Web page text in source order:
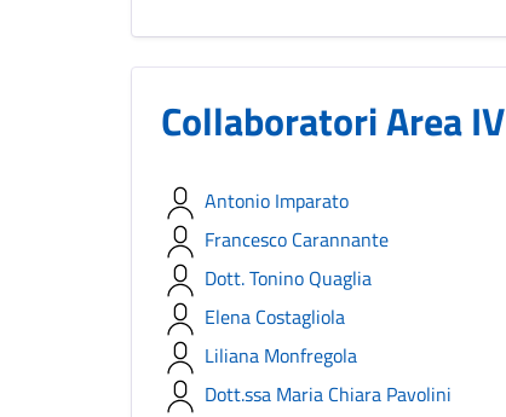
Collaboratori Area IV
Antonio Imparato
Francesco Carannante
Dott. Tonino Quaglia
Elena Costagliola
Liliana Monfregola
Dott.ssa Maria Chiara Pavolini